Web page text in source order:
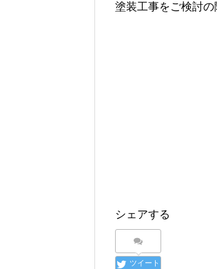
塗装工事をご検討の
シェアする
ツイート